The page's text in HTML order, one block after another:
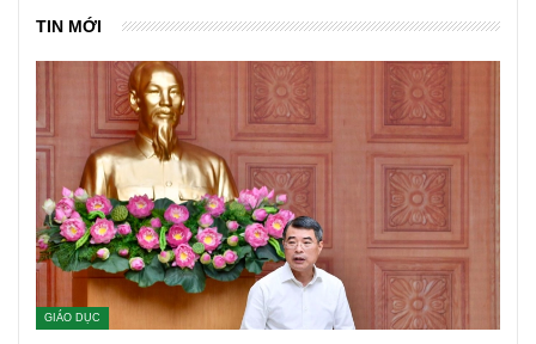
TIN MỚI
GIÁO DỤC